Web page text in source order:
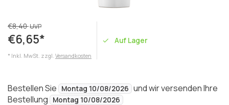
€8,40UVP
€6,65*
* Inkl. MwSt. zzgl. Versandkosten
Auf Lager
Bestellen Sie Montag 10/08/2026 und wir versenden Ihre
Bestellung
Montag 10/08/2026